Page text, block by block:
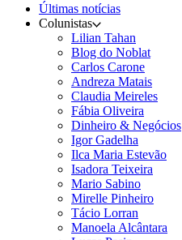
Últimas notícias
Colunistas
Lilian Tahan
Blog do Noblat
Carlos Carone
Andreza Matais
Claudia Meireles
Fábia Oliveira
Dinheiro & Negócios
Igor Gadelha
Ilca Maria Estevão
Isadora Teixeira
Mario Sabino
Mirelle Pinheiro
Tácio Lorran
Manoela Alcântara